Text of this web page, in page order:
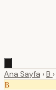
Ana Sayfa ›B ›
B